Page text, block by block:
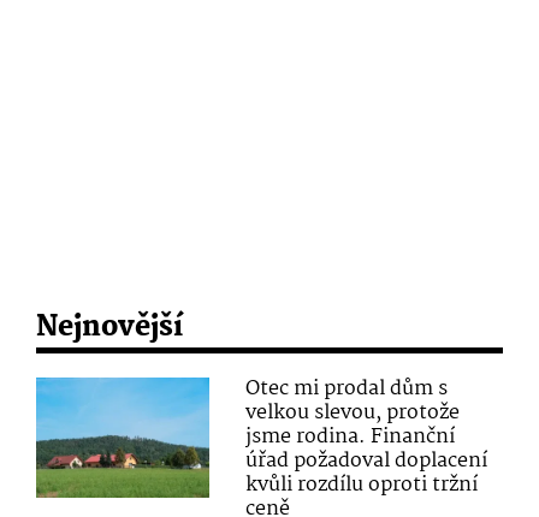
Nejnovější
Otec mi prodal dům s
velkou slevou, protože
jsme rodina. Finanční
úřad požadoval doplacení
kvůli rozdílu oproti tržní
ceně